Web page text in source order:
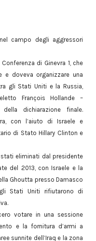
campo degli aggressori
di Ginevra 1, che
e doveva organizzare una
gli Stati Uniti e la Russia,
François Hollande –
della dichiarazione finale.
con l’aiuto di Israele e
di Stato Hillary Clinton e
eliminati dal presidente
del 2013, con Israele e la
Ghoutta presso Damasco
Stati Uniti rifiutarono di
votare in una sessione
e la fornitura d’armi a
sunnite dell’Iraq e la zona